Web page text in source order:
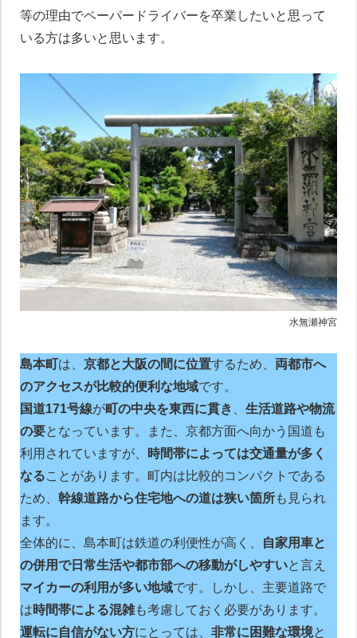
等の理由でペーパードライバーを卒業したいと思って
いる方は多いと思います。
水無瀬神宮
島本町は、 京都と大阪の間に位置するため、 両都市へ
のアクセスが比較的便利な地域です。
国道171号線が町の中央を東西に貫き
生活道路や物流
の要となっています。また、京都方面へ向かう国道も
利用されていますが、
時間帯によっては交通量が多く
なることがあります。町内は比較的コンパクトである
ため、 幹線道路から住宅地への道は狭い箇所も見られ
ます。
全体的に、島本町は鉄道の利便性が高く、
自家用車と
の併用で日常生活や都市部への移動がしやすいと言え
マイカーの利用が多い地域です。しかし、主要道路で
は時間帯による混雑も考慮しておく必要があります。
運転に自信がない方にとっては、 非常に困難な環境と